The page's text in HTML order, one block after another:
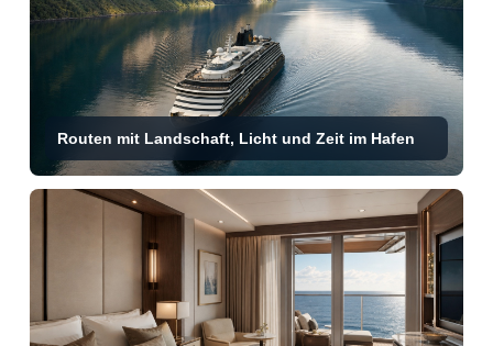
Routen mit Landschaft, Licht und Zeit im Hafen